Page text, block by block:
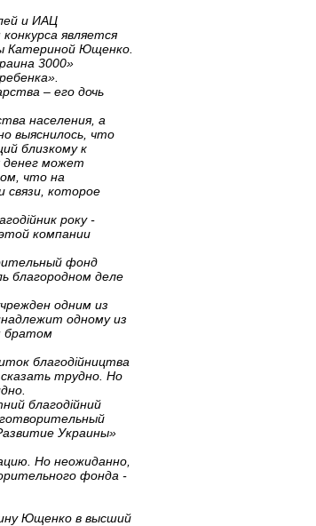
и ИАЦ
является
Катериной Ющенко.
3000»
– его дочь
населения, а
выяснилось, что
близкому к
денег может
что на
связи, которое
року -
компании
фонд
благородном деле
одним из
одному из
братом
благодійництва
трудно. Но
благодійний
Украины»
Но неожиданно,
фонда -
Ющенко в высший